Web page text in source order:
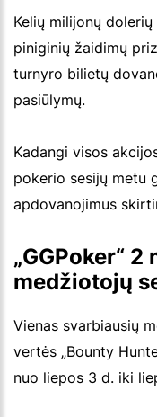
Kelių milijonų
piniginių žaidimų
turnyro bilietų
pasiūlymų.
Kadangi visos
pokerio sesijų metu
apdovanojimus
„GGPoker“
medžiotojų
Vienas svarbiausių
vertės „Bounty
nuo liepos 3 d. iki